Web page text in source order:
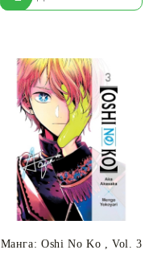
Моят профил
Вход Регистрация
Манга: Oshi No Ko , Vol. 3